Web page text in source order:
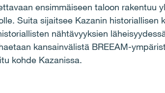
ensimmäiseen taloon rakentuu
Suita sijaitsee Kazanin historiallisen
nähtävyyksien
kansainvälistä BREEAM-
kohde Kazanissa.